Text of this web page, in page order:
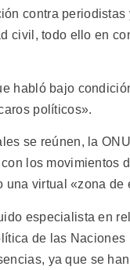
contra
civil, todo ello en
habló bajo
políticos».
se reúnen, la
los movimientos
una virtual «zona de
especialista en
de las
ya que se